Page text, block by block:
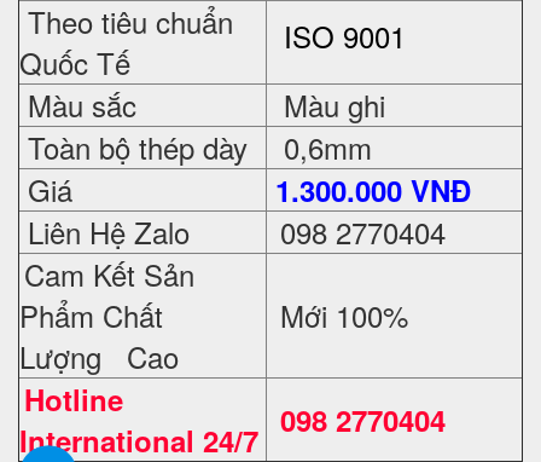
Theo tiêu chuẩn
Quốc Tế
ISO 9001
Màu sắc
Màu ghi
Toàn bộ thép dày
0,6mm
Giá
1.300.000 VNĐ
Liên Hệ Zalo
098 2770404
Cam Kết Sản
Phẩm Chất
Lượng Cao
Mới 100%
Hotline
International 24/7 098 2770404